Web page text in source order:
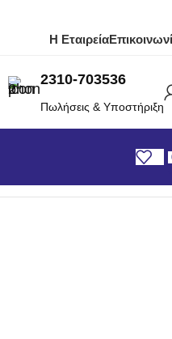
Η Εταιρεία
2310-703536
Πωλήσεις & Υποστήριξη